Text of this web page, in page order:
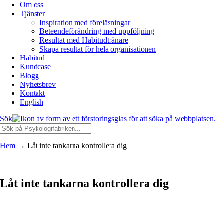
Om oss
Tjänster
Inspiration med föreläsningar
Beteendeförändring med uppföljning
Resultat med Habitudtränare
Skapa resultat för hela organisationen
Habitud
Kundcase
Blogg
Nyhetsbrev
Kontakt
English
Sök
Hem → Låt inte tankarna kontrollera dig
Låt inte tankarna kontrollera dig